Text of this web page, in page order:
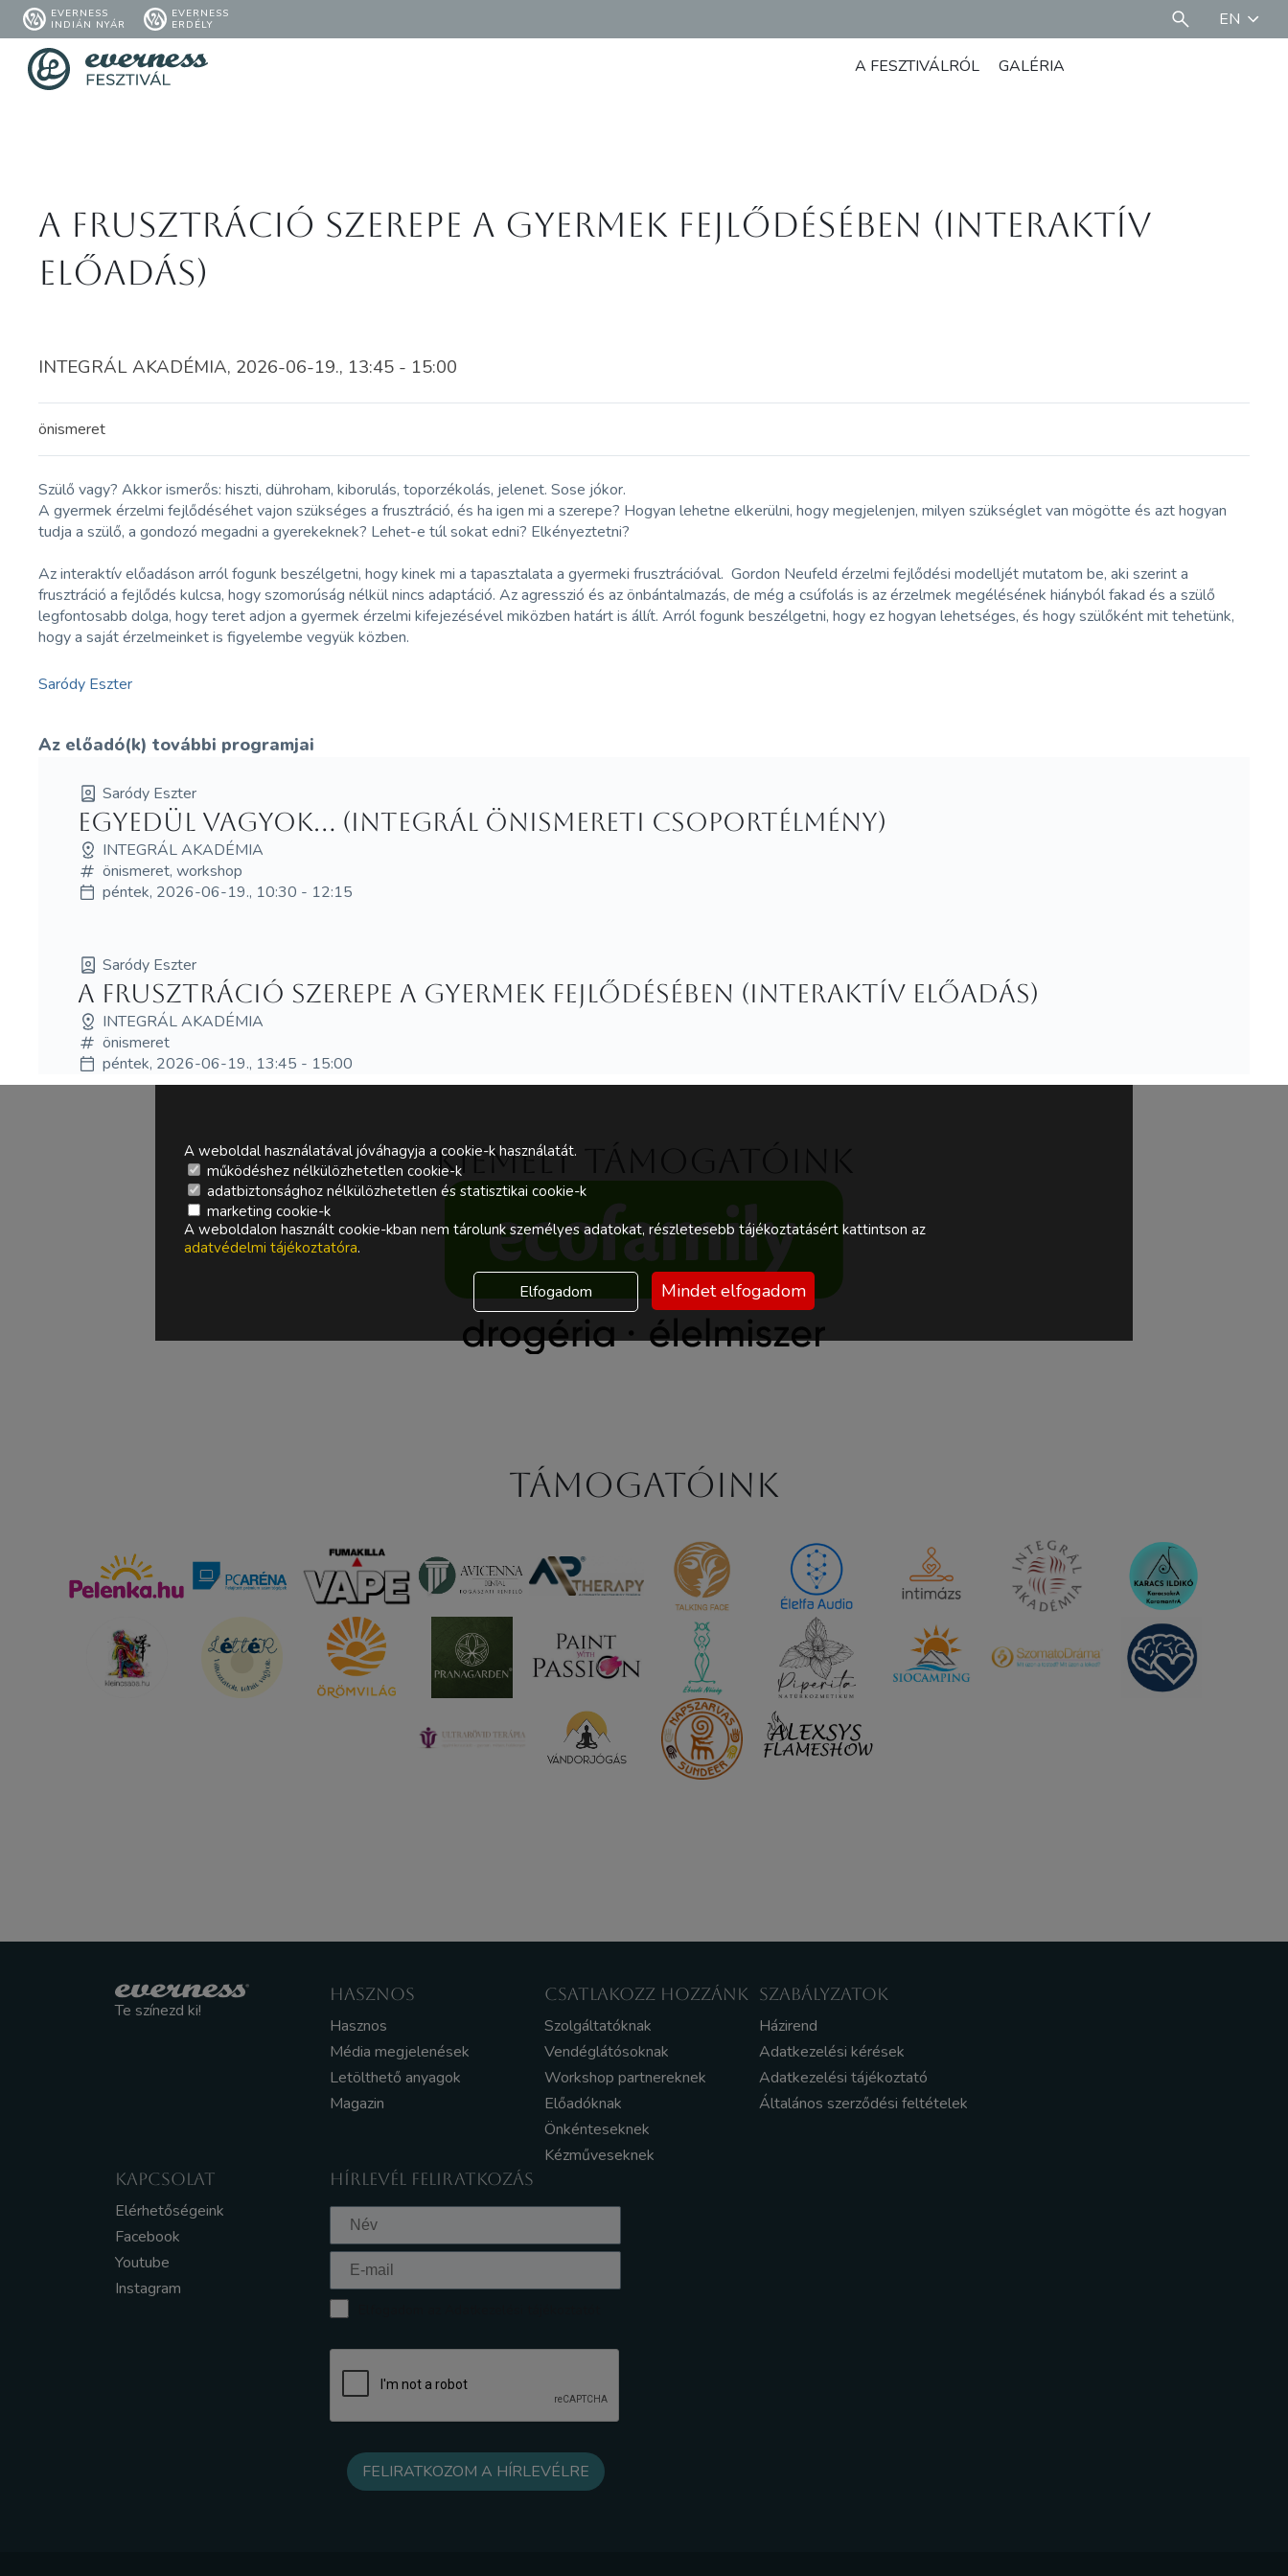
EVERNESS
INDIÁN NYÁR
EVERNESS
ERDÉLY
EN
A FESZTIVÁLRÓL GALÉRIA
A frusztráció szerepe a gyermek fejlődésében (Interaktív
előadás)
INTEGRÁL AKADÉMIA, 2026-06-19., 13:45 - 15:00
önismeret
Szülő vagy? Akkor ismerős: hiszti, dühroham, kiborulás, toporzékolás, jelenet. Sose jókor.
A gyermek érzelmi fejlődéséhet vajon szükséges a frusztráció, és ha igen mi a szerepe? Hogyan lehetne elkerülni, hogy megjelenjen, milyen szükséglet van mögötte és azt hogyan
tudja a szülő, a gondozó megadni a gyerekeknek? Lehet-e túl sokat edni? Elkényeztetni?
Az interaktív előadáson arról fogunk beszélgetni, hogy kinek mi a tapasztalata a gyermeki frusztrációval. Gordon Neufeld érzelmi fejlődési modelljét mutatom be, aki szerint a
frusztráció a fejlődés kulcsa, hogy szomorúság nélkül nincs adaptáció. Az agresszió és az önbántalmazás, de még a csúfolás is az érzelmek megélésének hiányból fakad és a szülő
legfontosabb dolga, hogy teret adjon a gyermek érzelmi kifejezésével miközben határt is állít. Arról fogunk beszélgetni, hogy ez hogyan lehetséges, és hogy szülőként mit tehetünk,
hogy a saját érzelmeinket is figyelembe vegyük közben.
Saródy Eszter
Az előadó(k) további programjai
Saródy Eszter
Egyedül vagyok... (Integrál Önismereti Csoportélmény)
INTEGRÁL AKADÉMIA
önismeret, workshop
péntek, 2026-06-19., 10:30 - 12:15
Saródy Eszter
A frusztráció szerepe a gyermek fejlődésében (Interaktív előadás)
INTEGRÁL AKADÉMIA
önismeret
péntek, 2026-06-19., 13:45 - 15:00
Kiemelt támogatóink
Támogatóink
Te színezd ki!
HASZNOS
Hasznos
Média megjelenések
Letölthető anyagok
Magazin
CSATLAKOZZ HOZZÁNK
Szolgáltatóknak
Vendéglátósoknak
Workshop partnereknek
Előadóknak
Önkénteseknek
Kézműveseknek
SZABÁLYZATOK
Házirend
Adatkezelési kérések
Adatkezelési tájékoztató
Általános szerződési feltételek
KAPCSOLAT
Elérhetőségeink
Facebook
Youtube
Instagram
HÍRLEVÉL FELIRATKOZÁS
A weboldal használatával jóváhagyja a cookie-k használatát.
működéshez nélkülözhetetlen cookie-k
adatbiztonsághoz nélkülözhetetlen és statisztikai cookie-k
marketing cookie-k
A weboldalon használt cookie-kban nem tárolunk személyes adatokat, részletesebb tájékoztatásért kattintson az
adatvédelmi tájékoztatóra.
Elfogadom Mindet elfogadom